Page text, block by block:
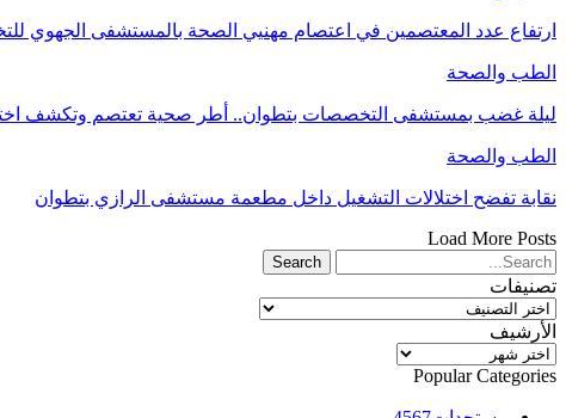
ارتفاع عدد المعتصمين في اعتصام مهنيي الصحة بالمستشفى
الطب والصحة
ليلة غضب بمستشفى التخصصات بتطوان.. أطر صحية تعتصم وتكشف
الطب والصحة
نقابة تفضح اختلالات التشغيل داخل مطعمة مستشفى الرازي بتطوان
Load More Posts
تصنيفات
تصنيفات
الأرشيف
الأرشيف
Popular Categories